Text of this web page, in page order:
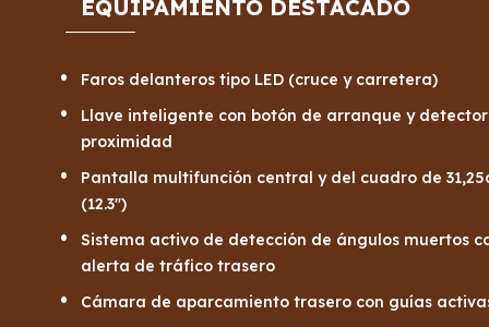
EQUIPAMIENTO DESTACADO
Faros delanteros tipo LED (cruce y carretera)
Llave inteligente con botón de arranque y
proximidad
Pantalla multifunción central y del cuadro de
(12.3")
Sistema activo de detección de ángulos muertos
alerta de tráfico trasero
Cámara de aparcamiento trasero con guías